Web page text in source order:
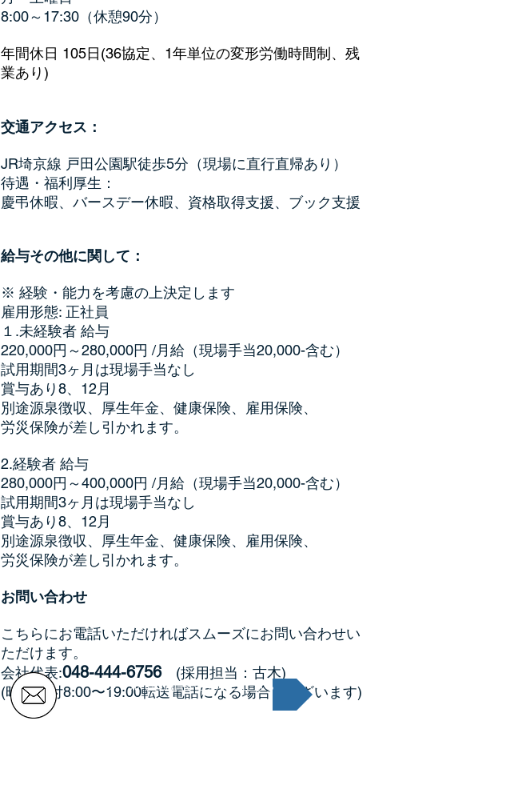
8:00～17:30（休憩90分）
年間休日 105日(36協定、1年単位の変形労働時間制、残
業あり)
交通アクセス：
JR埼京線 戸田公園駅徒歩5分（現場に直行直帰あり）
待遇・福利厚生：
慶弔休暇、バースデー休暇、資格取得支援、ブック支援
給与その他に関して：
※ 経験・能力を考慮の上決定します
雇用形態: 正社員
１ .未経験者 給与
220,000円～280,000円 /月給（現場手当20,000-含む）
試用期間3ヶ月は現場手当なし
賞与あり8、12月
別途源泉徴収、厚生年金、健康保険、雇用保険、
労災保険が差し引かれます。
2.経験者 給与
280,000円～400,000円 /月給（現場手当20,000-含む）
試用期間3ヶ月は現場手当なし
賞与あり8、12月
別途源泉徴収、厚生年金、健康保険、雇用保険、
労災保険が差し引かれます。
お問い合わせ
こちらにお電話いただければスムーズにお問い合わせい
ただけます。
会社代表:048-444-6756(採用担当：古木)
(時間受付8:00〜19:00転送電話になる場合もございます)
メールでのお問い合わせはこちら